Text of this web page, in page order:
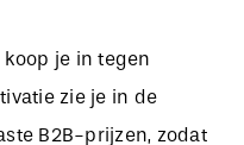
je in tegen
zie je in de
B2B-prijzen, zodat
de juiste tarieven.